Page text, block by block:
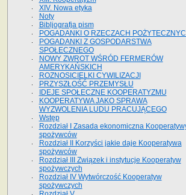
XIV. Nowa etyka
Noty
Bibljografja pism
POGADANKI O RZECZACH
POGADANKI Z GOSPODARSTWA
SPOŁECZNEGO
NOWY ZWROT WŚRÓD FERMERÓW
AMERYKAŃSKICH
ROZNOSICIELKI CYWILIZACJI
PRZYSZŁOŚĆ PRZEMYSŁU
IDEJE SPOŁECZNE KOOPERATYZMU
KOOPERATYWA JAKO SPRAWA
WYZWOLENIA LUDU PRACUJĄCEGO
Wstęp
Rozdział I Zasada ekonomiczna
spożywców
Rozdział II Korzyści jakie daje Kooperatywa
spożywców
Rozdział III Związek i instytucje Kooperatyw
spożywczych
Rozdział IV Wytwórczość Kooperatyw
spożywczych